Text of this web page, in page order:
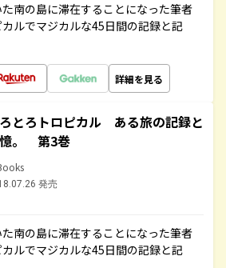
南の島に滞在することになった筆者
ルでマジカルな45日間の記録と記
詳細を見る
とろトロピカル ある旅の記録と
。 第3巻
発売
南の島に滞在することになった筆者
ルでマジカルな45日間の記録と記